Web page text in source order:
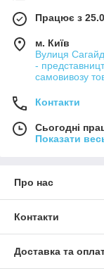
Працює з
м. Київ
Вулиця
-
самовивозу
Контакти
Сьогодні
Показати
Про нас
Контакти
Доставка та